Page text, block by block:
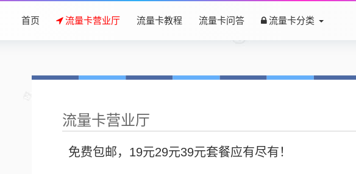
首页 流量卡营业厅 流量卡教程 流量卡问答 流量卡分类
流量卡营业厅
免费包邮，19元29元39元套餐应有尽有！